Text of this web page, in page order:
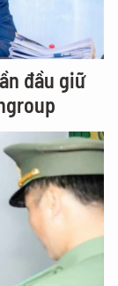
đầu giữ